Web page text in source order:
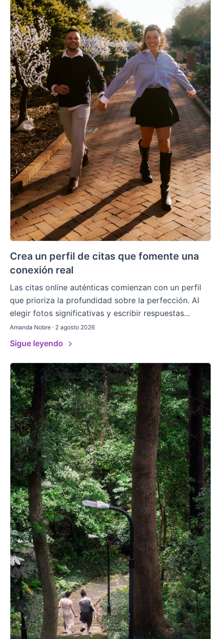
Crea un perfil de citas que fomente una
conexión real
Las citas online auténticas comienzan con un perfil
que prioriza la profundidad sobre la perfección. Al
elegir fotos significativas y escribir respuestas...
Amanda Nobre · 2 agosto 2026
Sigue leyendo